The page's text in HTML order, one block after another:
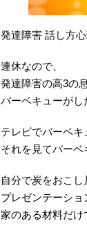
発達障害 話し方
連休なので、
発達障害の高3の
バーベキューがし
テレビでバーベキ
それを見てバー
自分で炭をおこ
プレゼンテーショ
家のある材料だ